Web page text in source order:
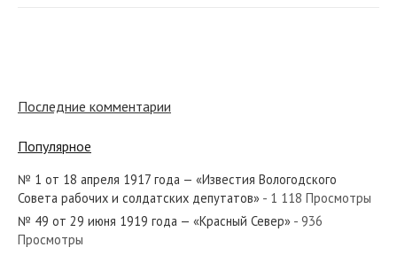
№ 52 от марта 1965 года — «Красный Север»
Последние комментарии
Популярное
№ 1 от 18 апреля 1917 года — «Известия Вологодского
Совета рабочих и солдатских депутатов» - 1 118 Просмотры
№ 49 от 29 июня 1919 года — «Красный Север» - 936
Просмотры